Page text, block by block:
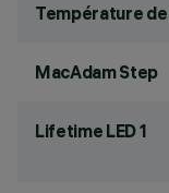
Température
MacAdam Step
Lifetime LED 1